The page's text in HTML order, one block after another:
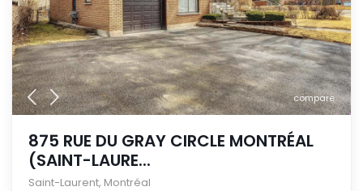
compare
875 RUE DU GRAY CIRCLE MONTRÉAL
(SAINT-LAURE...
Saint-Laurent, Montréal